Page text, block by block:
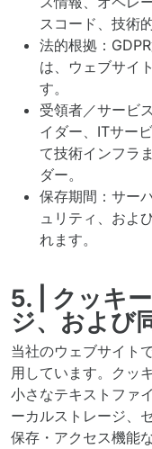
スコード、技術
法的根拠：
は、ウェブサイ
す。
受領者／サービ
イダー、ITサー
て技術インフラ
ダー。
保存期間：サー
ュリティ、およ
れます。
5. | クッキ
ジ、および
当社のウェブサイト
用しています。クッ
小さなテキストファ
ーカルストレージ、
保存・アクセス機能